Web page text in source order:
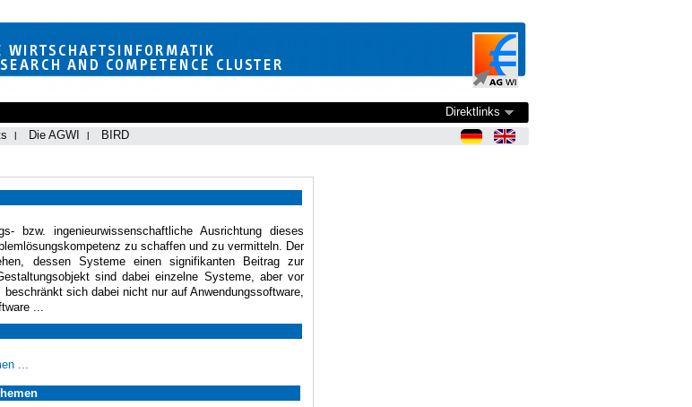
Die AGWI BIRD
Direktlinks
bzw. ingenieurwissenschaftliche Ausrichtung dieses
zu schaffen und zu vermitteln. Der
dessen Systeme einen signifikanten Beitrag zur
sind dabei einzelne Systeme, aber vor
sich dabei nicht nur auf Anwendungssoftware,
...
...